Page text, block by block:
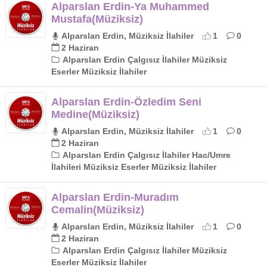
Alparslan Erdin-Ya Muhammed
Mustafa(Müziksiz)
Alparslan Erdin, Müziksiz İlahiler 1
0
2 Haziran
Alparslan Erdin Çalgısız İlahiler Müziksiz
Eserler Müziksiz İlahiler
Alparslan Erdin-Özledim Seni
Medine(Müziksiz)
Alparslan Erdin, Müziksiz İlahiler 1
0
2 Haziran
Alparslan Erdin Çalgısız İlahiler Hac/Umre
İlahileri Müziksiz Eserler Müziksiz İlahiler
Alparslan Erdin-Muradım
Cemalin(Müziksiz)
Alparslan Erdin, Müziksiz İlahiler 1
0
2 Haziran
Alparslan Erdin Çalgısız İlahiler Müziksiz
Eserler Müziksiz İlahiler